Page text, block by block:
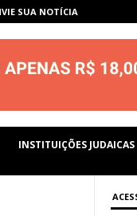
SUA NOTÍCIA
INSTITUIÇÕES JUDAICAS